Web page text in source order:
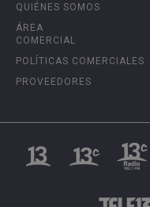
QUIÉNES SOMOS
ÁREA
COMERCIAL
POLÍTICAS COMERCIALES
PROVEEDORES